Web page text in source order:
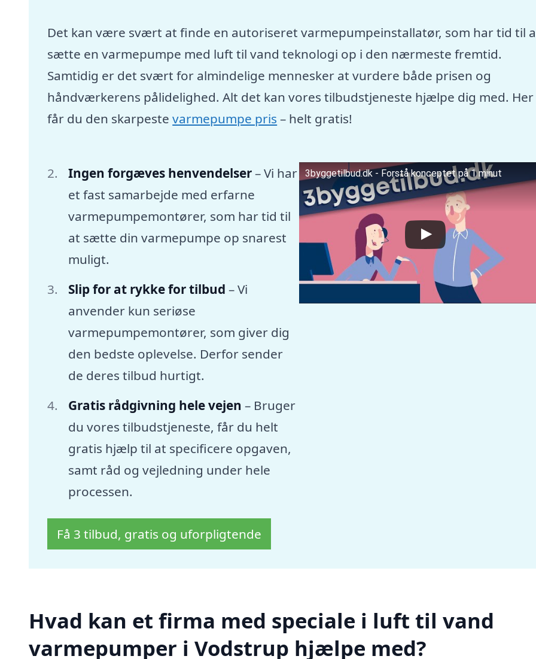
Det kan være svært at finde en autoriseret varmepumpeinstallatør, som har tid til
sætte en varmepumpe med luft til vand teknologi op i den nærmeste fremtid.
Samtidig er det svært for almindelige mennesker at vurdere både prisen og
håndværkerens pålidelighed. Alt det kan vores tilbudstjeneste hjælpe dig med. Her
får du den skarpestevarmepumpe pris – helt gratis!
Ingen forgæves henvendelser– Vi har
et fast samarbejde med erfarne
varmepumpemontører, som har tid til
at sætte din varmepumpe op snarest
muligt.
Slip for at rykke for tilbud – Vi
anvender kun seriøse
varmepumpemontører, som giver dig
den bedste oplevelse. Derfor sender
de deres tilbud hurtigt.
Gratis rådgivning hele vejen – Bruger
du vores tilbudstjeneste, får du helt
gratis hjælp til at specificere opgaven,
samt råd og vejledning under hele
processen.
3byggetilbud.dk - Forstå konceptet på 1 minut
Få 3 tilbud, gratis og uforpligtende
Hvad kan et firma med speciale i luft til vand
varmepumper i Vodstrup hjælpe med?